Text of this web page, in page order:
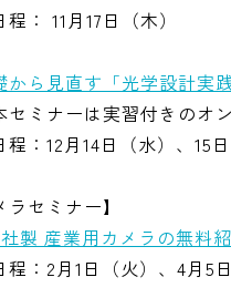
： 11月17日（木）
から見直す「光学設計実践
ミナーは実習付きのオ
程：12月14日（水）、15
ラセミナー】
製 産業用カメラの無料
程：2月1日（火）、4月5日